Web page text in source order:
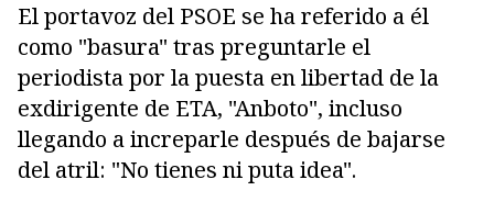
El portavoz del PSOE se ha referido a él
como "basura" tras preguntarle el
periodista por la puesta en libertad de la
exdirigente de ETA, "Anboto", incluso
llegando a increparle después de bajarse
del atril: "No tienes ni puta idea".